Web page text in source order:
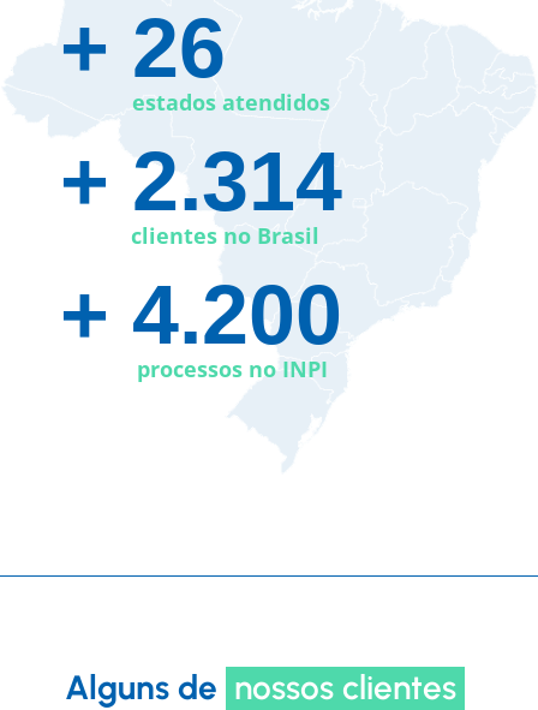
+ 26​
estados atendidos
+ 2.314
clientes no Brasil
+ 4.200
processos no INPI
Alguns de nossos clientes